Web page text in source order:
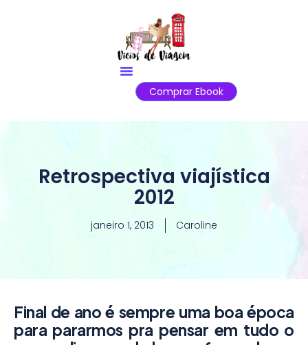
Comprar Ebook
Retrospectiva viajística
2012
janeiro 1, 2013 Caroline
Final de ano é sempre uma boa época
para pararmos pra pensar em tudo o